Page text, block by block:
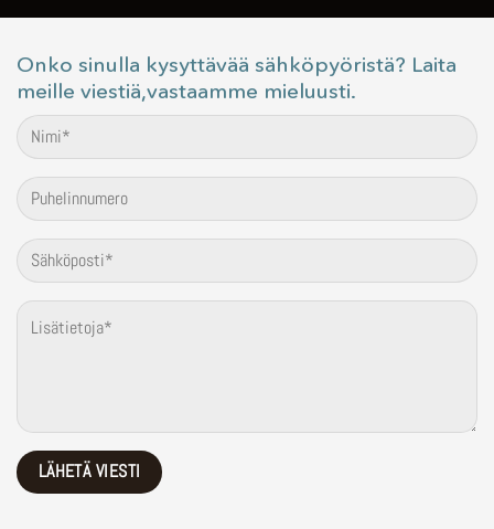
Onko sinulla kysyttävää sähköpyöristä? Laita
meille viestiä,vastaamme mieluusti.